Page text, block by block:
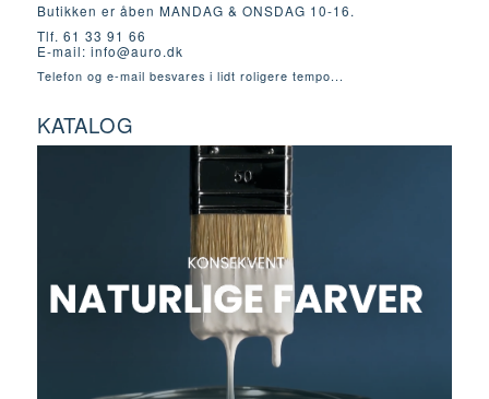
Butikken er åben MANDAG & ONSDAG 10-16.
Tlf. 61 33 91 66
E-mail: info@auro.dk
Telefon og e-mail besvares i lidt roligere tempo...
KATALOG